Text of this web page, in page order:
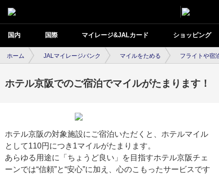
国内 国際 マイレージ&JALカード ショッピング
ホーム JALマイレージバンク マイルをためる フライトや宿
ホテル京阪でのご宿泊でマイルがたまります！
ホテル京阪の対象施設にご宿泊いただくと、ホテルマイル
として110円につき1マイルがたまります。
あらゆる用途に「ちょうど良い」を目指すホテル京阪チェ
ーンでは“信頼”と“安心”に加え、心のこもったサービスです